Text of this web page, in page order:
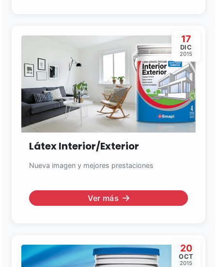
17
DIC
2015
Látex Interior/Exterior
Nueva imagen y mejores prestaciones
Ver más
20
OCT
2015